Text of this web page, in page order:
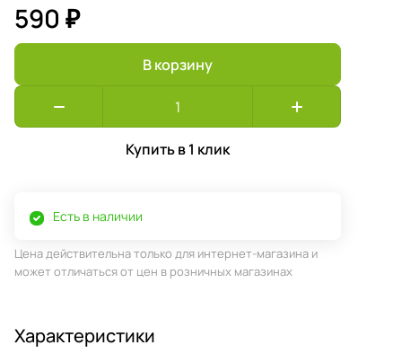
590 ₽
В корзину
Купить в 1 клик
Есть в наличии
Цена действительна только для интернет-магазина и
может отличаться от цен в розничных магазинах
Характеристики